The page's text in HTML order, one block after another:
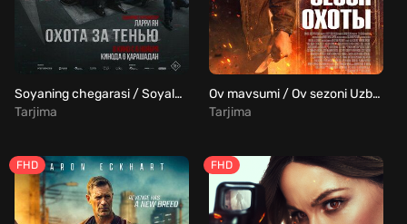
Soyaning chegarasi / Soyalar ovchisi / Soya chegarasi ovi Uzbek Tilida
Tarjima
Ov mavsumi / Ov sezoni Uzbek Tilida
Tarjima
FHD FHD